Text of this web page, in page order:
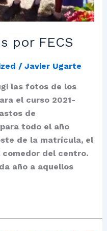
por FECS
/ Javier Ugarte
las fotos de los
el curso 2021-
de
todo el año
de la matrícula, el
del centro.
año a aquellos